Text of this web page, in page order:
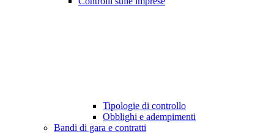
Tipologie di controllo
Obblighi e adempimenti
Bandi di gara e contratti